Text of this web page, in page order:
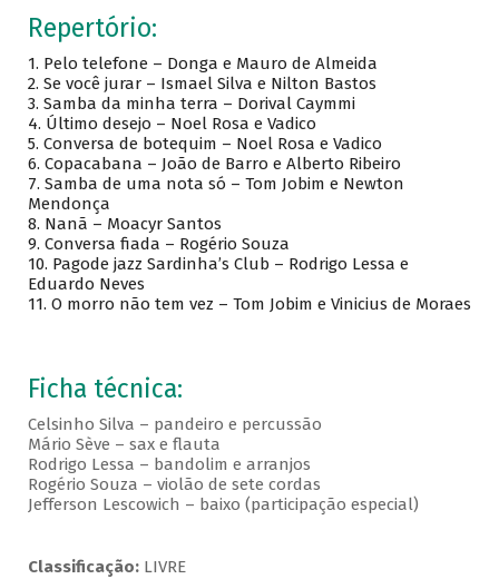
Repertório:
1. Pelo telefone – Donga e Mauro de Almeida
2. Se você jurar – Ismael Silva e Nilton Bastos
3. Samba da minha terra – Dorival Caymmi
4. Último desejo – Noel Rosa e Vadico
5. Conversa de botequim – Noel Rosa e Vadico
6. Copacabana – João de Barro e Alberto Ribeiro
7. Samba de uma nota só – Tom Jobim e Newton
Mendonça
8. Nanã – Moacyr Santos
9. Conversa fiada – Rogério Souza
10. Pagode jazz Sardinha’s Club – Rodrigo Lessa e
Eduardo Neves
11. O morro não tem vez – Tom Jobim e Vinicius de Moraes
Ficha técnica:
Celsinho Silva – pandeiro e percussão
Mário Sève – sax e flauta
Rodrigo Lessa – bandolim e arranjos
Rogério Souza – violão de sete cordas
Jefferson Lescowich – baixo (participação especial)
Classificação:LIVRE